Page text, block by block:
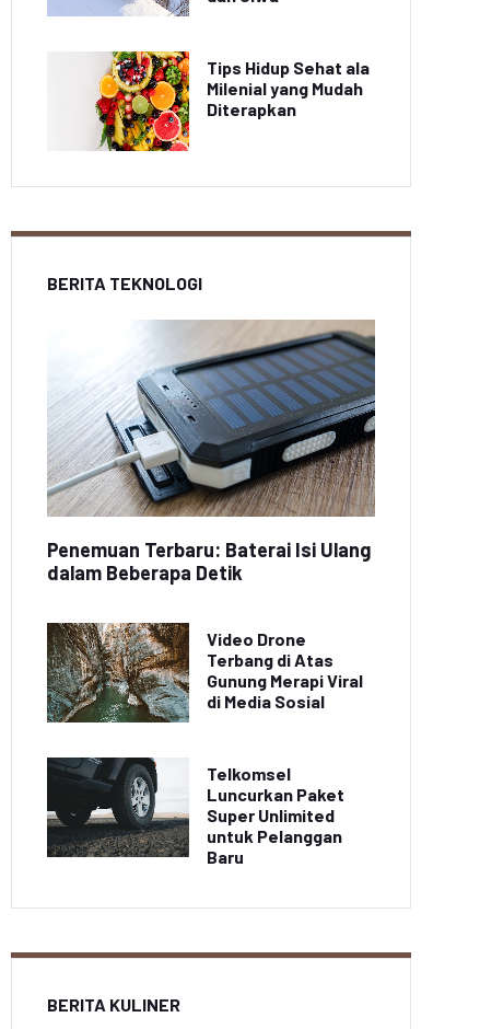
Tips Hidup Sehat ala
Milenial yang Mudah
Diterapkan
BERITA TEKNOLOGI
Penemuan Terbaru: Baterai Isi Ulang
dalam Beberapa Detik
Video Drone
Terbang di Atas
Gunung Merapi Viral
di Media Sosial
Telkomsel
Luncurkan Paket
Super Unlimited
untuk Pelanggan
Baru
BERITA KULINER